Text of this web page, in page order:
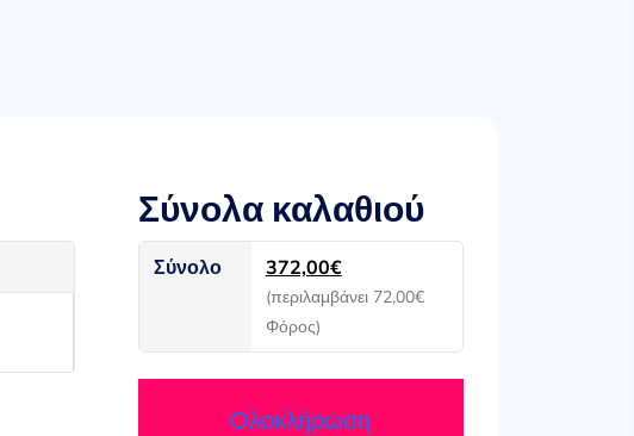
Σύνολα καλαθιού
Σύνολο 372,00€
(περιλαμβάνει 72,00€
Φόρος)
Ολοκλήρωση